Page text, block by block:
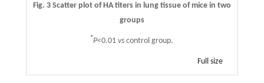
Fig. 3 Scatter plot of HA titers in lung tissue of mice in two
groups
*P<0.01vs control group.
Full size